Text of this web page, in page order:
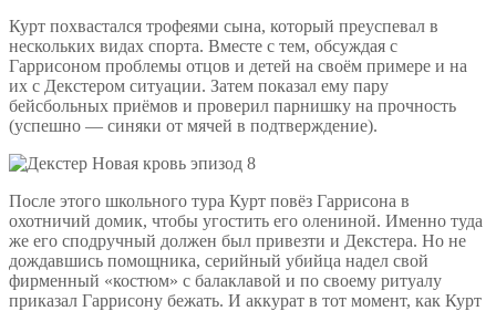
Курт похвастался трофеями сына, который преуспевал в
нескольких видах спорта. Вместе с тем, обсуждая с
Гаррисоном проблемы отцов и детей на своём примере и на
их с Декстером ситуации. Затем показал ему пару
бейсбольных приёмов и проверил парнишку на прочность
(успешно — синяки от мячей в подтверждение).
После этого школьного тура Курт повёз Гаррисона в
охотничий домик, чтобы угостить его олениной. Именно туда
же его сподручный должен был привезти и Декстера. Но не
дождавшись помощника, серийный убийца надел свой
фирменный «костюм» с балаклавой и по своему ритуалу
приказал Гаррисону бежать. И аккурат в тот момент, как Курт